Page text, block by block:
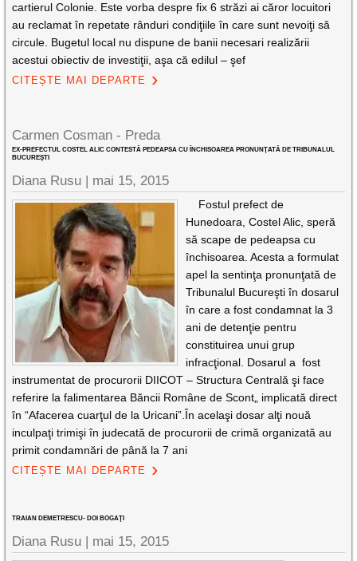
cartierul Colonie. Este vorba despre fix 6 străzi ai căror locuitori
au reclamat în repetate rânduri condiţiile în care sunt nevoiţi să
circule. Bugetul local nu dispune de banii necesari realizării
acestui obiectiv de investiţii, aşa că edilul – şef
CITEȘTE MAI DEPARTE
Carmen Cosman - Preda
EX-PREFECTUL COSTEL ALIC CONTESTĂ PEDEAPSA CU ÎNCHISOAREA PRONUNŢATĂ DE TRIBUNALUL
BUCUREŞTI
Diana Rusu | mai 15, 2015
Fostul prefect de
Hunedoara, Costel Alic, speră
să scape de pedeapsa cu
închisoarea. Acesta a formulat
apel la sentinţa pronunţată de
Tribunalul Bucureşti în dosarul
în care a fost condamnat la 3
ani de detenţie pentru
constituirea unui grup
infracţional. Dosarul a fost
instrumentat de procurorii DIICOT – Structura Centrală şi face
referire la falimentarea Băncii Române de Scont„ implicată direct
în “Afacerea cuarţul de la Uricani”.În acelaşi dosar alţi nouă
inculpaţi trimişi în judecată de procurorii de crimă organizată au
primit condamnări de până la 7 ani
CITEȘTE MAI DEPARTE
TRAIAN DEMETRESCU- DOI BOGAŢI
Diana Rusu | mai 15, 2015